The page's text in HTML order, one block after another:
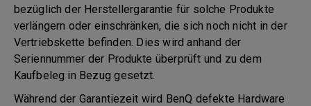
bezüglich der Herstellergarantie für solche Produkte
verlängern oder einschränken, die sich noch nicht in der
Vertriebskette befinden. Dies wird anhand der
Seriennummer der Produkte überprüft und zu dem
Kaufbeleg in Bezug gesetzt.
Während der Garantiezeit wird BenQ defekte Hardware